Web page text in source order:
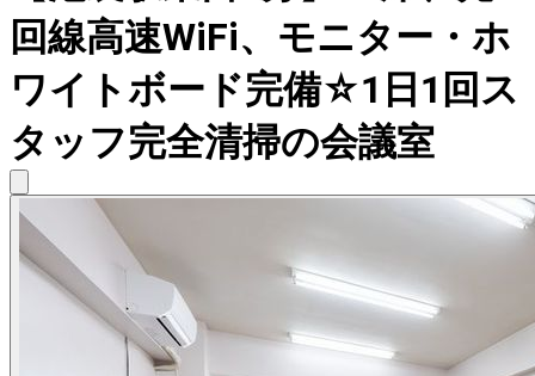
回線高速WiFi、モニター・ホ
ワイトボード完備☆1日1回ス
タッフ完全清掃の会議室